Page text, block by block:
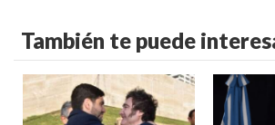
También te puede